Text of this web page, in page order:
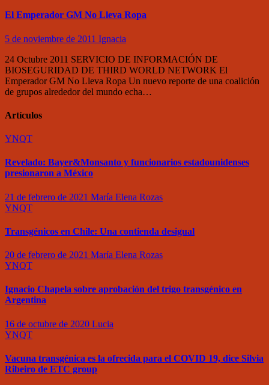
El Emperador GM No Lleva Ropa
5 de noviembre de 2011 Ignacia
24 Octubre 2011 SERVICIO DE INFORMACIÓN DE
BIOSEGURIDAD DE THIRD WORLD NETWORK El
Emperador GM No Lleva Ropa Un nuevo reporte de una coalición
de grupos alrededor del mundo echa…
Artículos
YNQT
Revelado: Bayer&Monsanto y funcionarios estadounidenses
presionaron a México
21 de febrero de 2021 María Elena Rozas
YNQT
Transgénicos en Chile: Una contienda desigual
20 de febrero de 2021 María Elena Rozas
YNQT
Ignacio Chapela sobre aprobación del trigo transgénico en
Argentina
16 de octubre de 2020 Lucia
YNQT
Vacuna transgénica es la ofrecida para el COVID 19, dice Silvia
Ribeiro de ETC group